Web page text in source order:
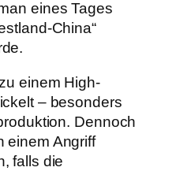
eines Tages
China“
einem High-
– besonders
Dennoch
einem Angriff
falls die